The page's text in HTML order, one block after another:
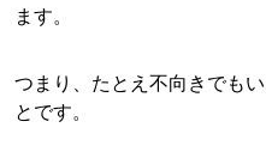
ます。
つまり、たとえ不向きでも
とです。